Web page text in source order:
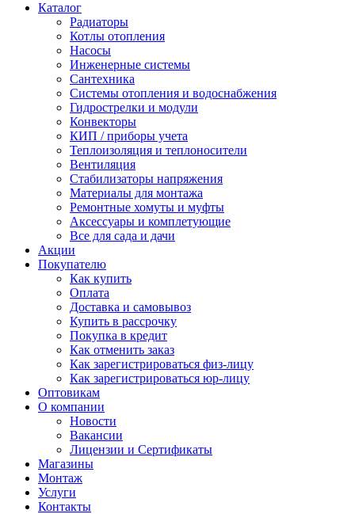
Каталог
Радиаторы
Котлы отопления
Насосы
Инженерные системы
Сантехника
Системы отопления и водоснабжения
Гидрострелки и модули
Конвекторы
КИП / приборы учета
Теплоизоляция и теплоносители
Вентиляция
Стабилизаторы напряжения
Материалы для монтажа
Ремонтные хомуты и муфты
Аксессуары и комплетующие
Все для сада и дачи
Акции
Покупателю
Как купить
Оплата
Доставка и самовывоз
Купить в рассрочку
Покупка в кредит
Как отменить заказ
Как зарегистрироваться физ-лицу
Как зарегистрироваться юр-лицу
Оптовикам
О компании
Новости
Вакансии
Лицензии и Сертификаты
Магазины
Монтаж
Услуги
Контакты